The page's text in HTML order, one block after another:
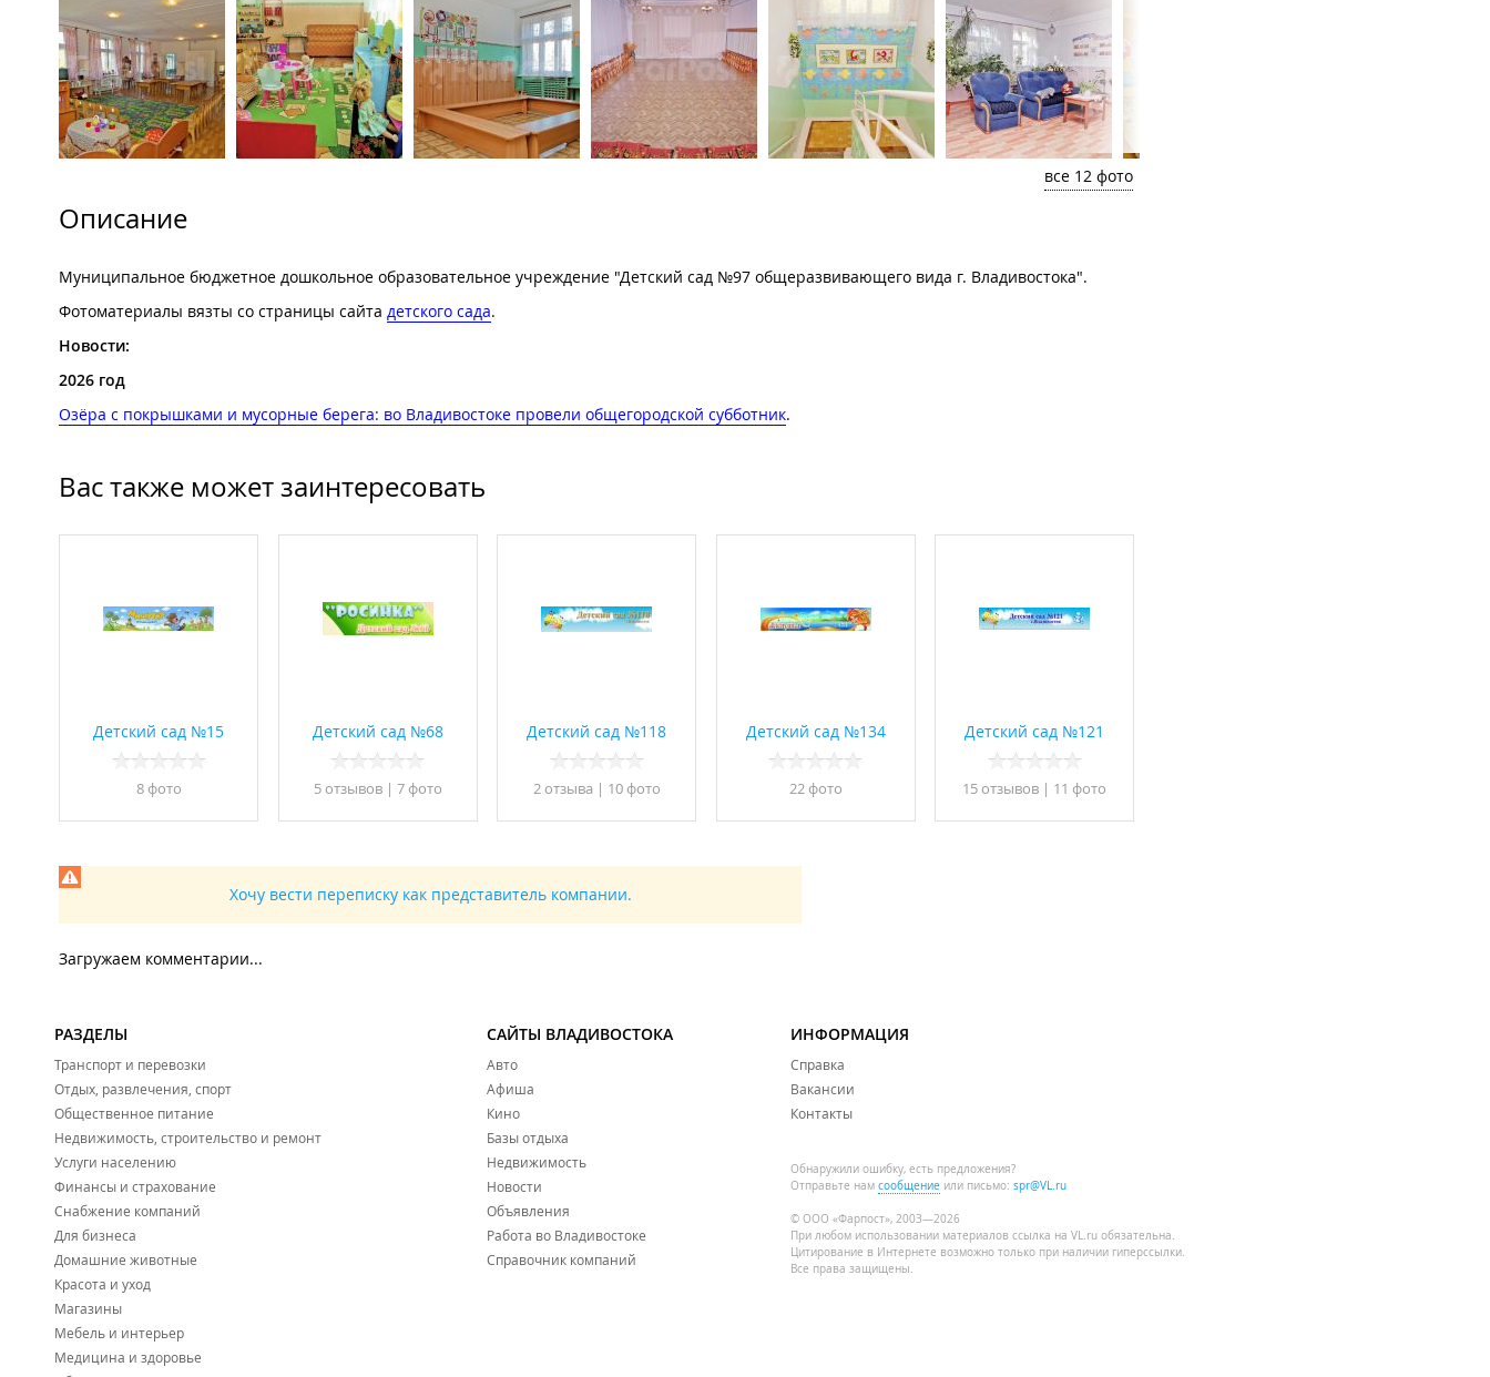
все 12 фото
Описание
Муниципальное бюджетное дошкольное образовательное учреждение "Детский сад №97 общеразвивающего вида г. Владивостока".
Фотоматериалы вязты со страницы сайта детского сада.
Новости:
2026 год
Озёра с покрышками и мусорные берега: во Владивостоке провели общегородской субботник.
Вас также может заинтересовать
Детский сад №15
8 фото
Детский сад №68
5 отзывов| 7 фото
Детский сад №118
2 отзывa | 10 фото
Детский сад №134
22 фото
Детский сад №121
15 отзывов | 11 фото
Хочу вести переписку как представитель компании.
Загружаем комментарии...
РАЗДЕЛЫ
Транспорт и перевозки
Отдых, развлечения, спорт
Общественное питание
Недвижимость, строительство и ремонт
Услуги населению
Финансы и страхование
Снабжение компаний
Для бизнеса
Домашние животные
Красота и уход
Магазины
Мебель и интерьер
Медицина и здоровье
САЙТЫ ВЛАДИВОСТОКА
Авто
Афиша
Кино
Базы отдыха
Недвижимость
Новости
Объявления
Работа во Владивостоке
Справочник компаний
ИНФОРМАЦИЯ
Справка
Вакансии
Контакты
Обнаружили ошибку, есть предложения?
Отправьте нам сообщение или письмо: spr@VL.ru
© ООО «Фарпост», 2003—2026
При любом использовании материалов ссылка на VL.ru обязательна.
Цитирование в Интернете возможно только при наличии гиперссылки.
Все права защищены.